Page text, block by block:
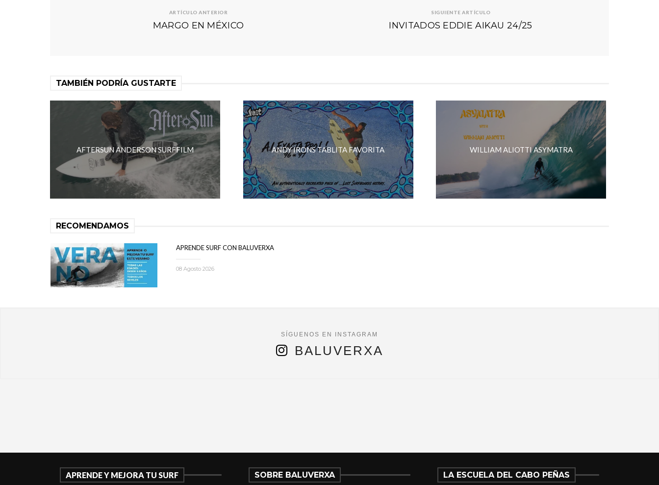
ARTÍCULO ANTERIOR
MARGO EN MÉXICO
SIGUIENTE ARTÍCULO
INVITADOS EDDIE AIKAU 24/25
TAMBIÉN PODRÍA GUSTARTE
AFTERSUN ANDERSON SURFFILM ANDY IRONS TABLITA FAVORITA WILLIAM ALIOTTI ASYMATRA
RECOMENDAMOS
APRENDE SURF CON BALUVERXA
08 Agosto 2026
BALUVERXA
APRENDE Y MEJORA TU SURF SOBRE BALUVERXA LA ESCUELA DEL CABO PEÑAS